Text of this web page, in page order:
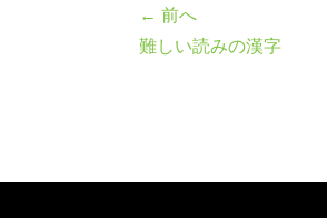
← 前へ
難しい読みの漢字